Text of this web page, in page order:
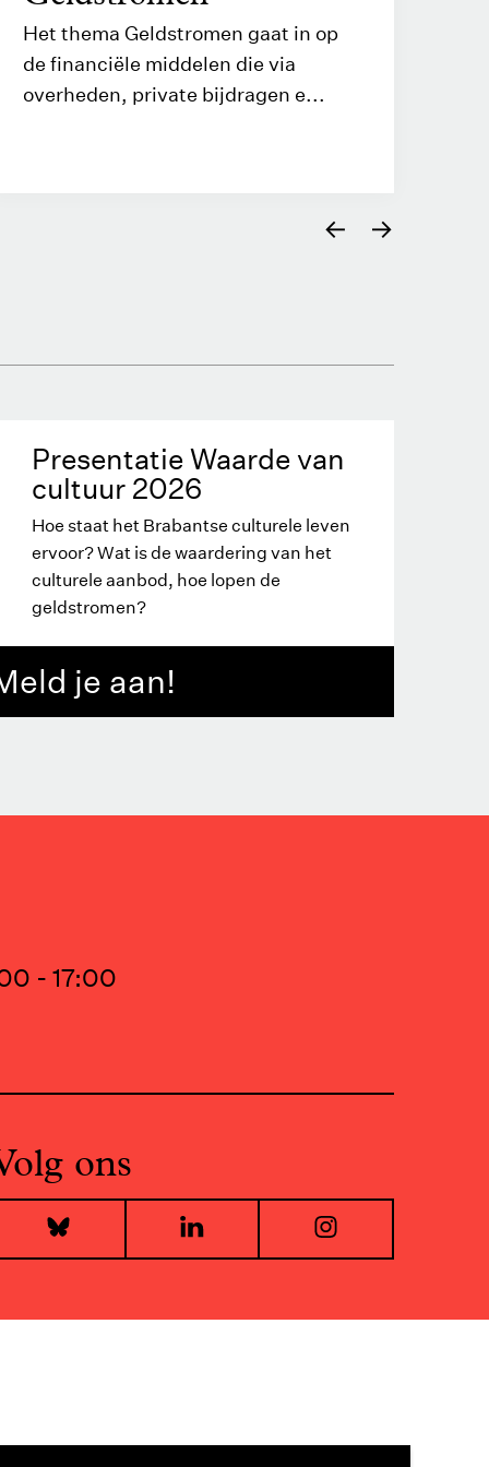
Het thema Geldstromen gaat in op
de financiële middelen die via
overheden, private bijdragen e...
← →
Presentatie Waarde van
cultuur 2026
Hoe staat het Brabantse culturele leven
ervoor? Wat is de waardering van het
culturele aanbod, hoe lopen de
geldstromen?
je aan!
- 17:00
ons
Bluesky LinkedIn